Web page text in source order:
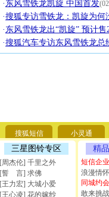
· 东风雪铁龙凯旋 中国首发
·搜狐专访雪铁龙：凯旋为何
· 东风雪铁龙出“凯旋” 预计售
·搜狐汽车专访东风雪铁龙总
搜狐短信 小灵通
三星图铃专区
[周杰伦] 千里之外
[誓 言] 求佛
[王力宏] 大城小爱
[王心凌] 花的嫁纱
精
短信企
浪漫情
同城约
敢来挑